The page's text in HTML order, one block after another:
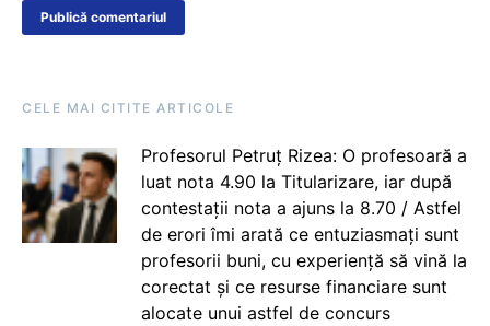
CELE MAI CITITE ARTICOLE
Profesorul Petruț Rizea: O profesoară a
luat nota 4.90 la Titularizare, iar după
contestații nota a ajuns la 8.70 / Astfel
de erori îmi arată ce entuziasmați sunt
profesorii buni, cu experiență să vină la
corectat și ce resurse financiare sunt
alocate unui astfel de concurs